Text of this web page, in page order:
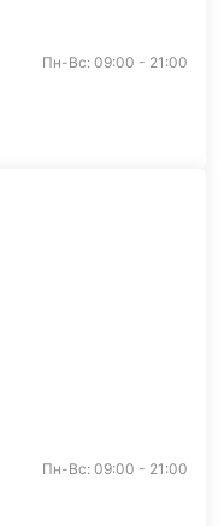
Пн-Вс: 09:00 - 21:00
Пн-Вс: 09:00 - 21:00